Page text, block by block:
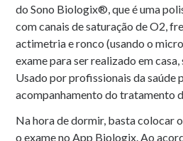
do Sono Biologix®, que é uma
com canais de saturação de O2,
actimetria e ronco (usando o
exame para ser realizado em
Usado por profissionais da saúde
acompanhamento do tratamento
Na hora de dormir, basta colocar
o exame no App Biologix. Ao